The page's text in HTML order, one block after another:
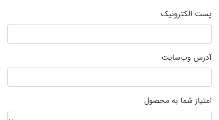
پست الکترونیک
آدرس وب‌سایت
امتیاز شما به محصول